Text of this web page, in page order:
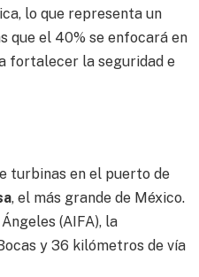
lo que representa un
que el 40% se enfocará en
fortalecer la seguridad e
turbinas en el puerto de
, el más grande de México.
(AIFA), la
y 36 kilómetros de vía